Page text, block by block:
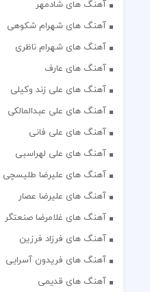
آهنگ های شادمهر
آهنگ های شهرام شکوهی
آهنگ های شهرام ناظری
آهنگ های عارف
آهنگ های علی زند وکیلی
آهنگ های علی عبدالمالکی
آهنگ های علی فانی
آهنگ های علی لهراسبی
آهنگ های علیرضا طلیسچی
آهنگ های علیرضا عصار
آهنگ های غلامرضا صنعتگر
آهنگ های فرزاد فرزین
آهنگ های فریدون آسرایی
آهنگ های قدیمی